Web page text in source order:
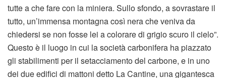
tutte a che fare con la miniera. Sullo sfondo, a sovrastare il
tutto, un’immensa montagna così nera che veniva da
chiedersi se non fosse lei a colorare di grigio scuro il cielo”.
Questo è il luogo in cui la società carbonifera ha piazzato
gli stabilimenti per il setacciamento del carbone, e in uno
dei due edifici di mattoni detto La Cantine, una gigantesca